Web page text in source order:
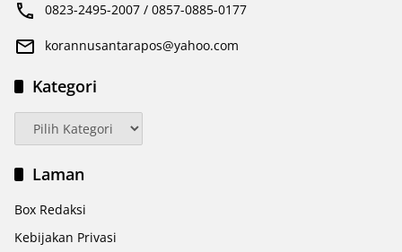
0823-2495-2007 / 0857-0885-0177
korannusantarapos@yahoo.com
Kategori
Kategori
Laman
Box Redaksi
Kebijakan Privasi